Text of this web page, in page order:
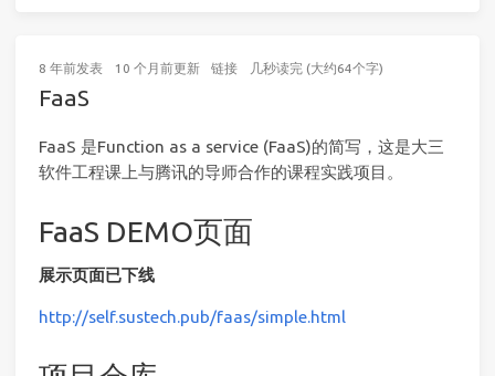
8 年前发表 10 个月前更新 链接 几秒读完 (大约64个字)
FaaS
FaaS 是Function as a service (FaaS)的简写，这是大三
软件工程课上与腾讯的导师合作的课程实践项目。
FaaS DEMO页面
展示页面已下线
http://self.sustech.pub/faas/simple.html